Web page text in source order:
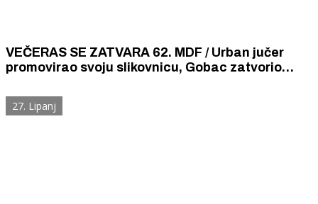
VEČERAS SE ZATVARA 62. MDF / Urban jučer
promovirao svoju slikovnicu, Gobac zatvorio
27. Lipanj